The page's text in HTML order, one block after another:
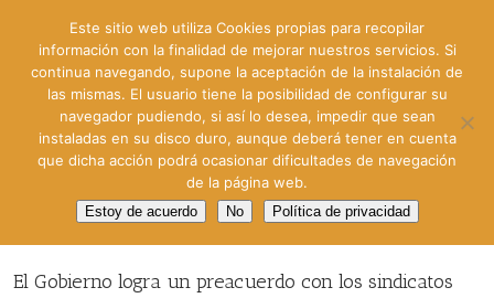
El Gobierno logra un preacuerdo con los sindicatos
Este sitio web utiliza Cookies propias para recopilar
información con la finalidad de mejorar nuestros servicios. Si
continua navegando, supone la aceptación de la instalación de
las mismas. El usuario tiene la posibilidad de configurar su
navegador pudiendo, si así lo desea, impedir que sean
instaladas en su disco duro, aunque deberá tener en cuenta
que dicha acción podrá ocasionar dificultades de navegación
de la página web.
Estoy de acuerdo No Política de privacidad